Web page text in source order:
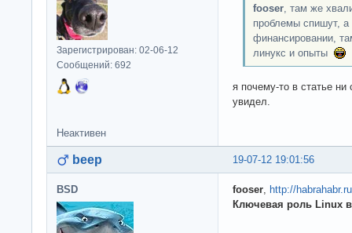
Зарегистрирован: 02-06-12
Сообщений: 692
fooser, там же
проблемы спишут, а
финансировании,
линукс и опыты
я почему-то в статье ни
увидел.
Неактивен
19-07-12 19:01:56
beep
BSD fooser, http://
Ключевая роль Linux в